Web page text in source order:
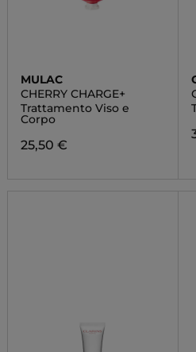
MULAC
CHERRY CHARGE+
Trattamento Viso e
Corpo
25,50 €